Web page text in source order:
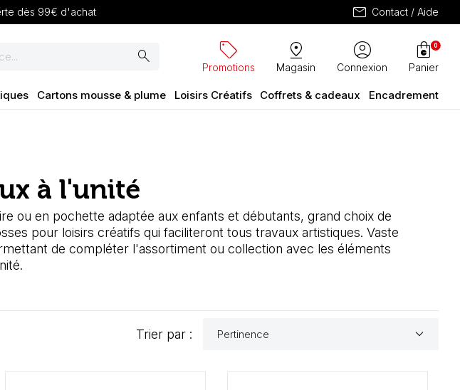
dès 99€ d'achat mail Contact / Aide
search sell
Promotions
pin_drop
Magasin
account_circle
Connexion
shopping_bag
Panier
0
Cartons mousse & plume Loisirs Créatifs Coffrets & cadeaux Encadrement
à l'unité
ou en pochette adaptée aux enfants et débutants, grand choix de
pour loisirs créatifs qui faciliteront tous travaux artistiques. Vaste
de compléter l'assortiment ou collection avec les éléments
Trier par : Pertinence keyboard_arrow_down